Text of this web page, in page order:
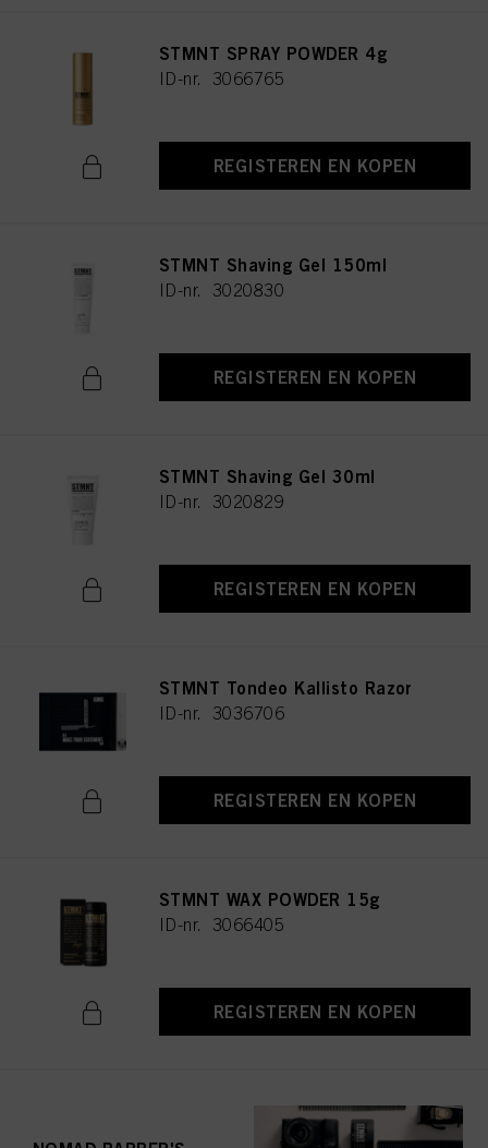
STMNT SPRAY POWDER 4g
ID-nr. 3066765
REGISTEREN EN KOPEN
STMNT Shaving Gel 150ml
ID-nr. 3020830
REGISTEREN EN KOPEN
STMNT Shaving Gel 30ml
ID-nr. 3020829
REGISTEREN EN KOPEN
STMNT Tondeo Kallisto Razor
ID-nr. 3036706
REGISTEREN EN KOPEN
STMNT WAX POWDER 15g
ID-nr. 3066405
REGISTEREN EN KOPEN